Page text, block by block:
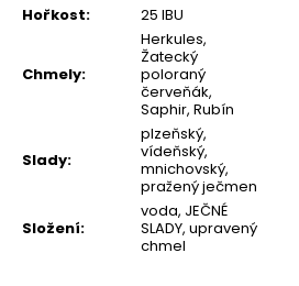
Hořkost: 25 IBU
Chmely:
Herkules,
Žatecký
poloraný
červeňák,
Saphir, Rubín
Slady:
plzeňský,
vídeňský,
mnichovský,
pražený ječmen
Složení:
voda, JEČNÉ
SLADY, upravený
chmel